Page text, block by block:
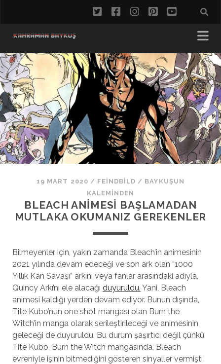
twitterfacebookinstagram
pinterest
youtube
19 MART 2020 / FEINDBILD / BAYKUŞUN
KALEMINDEN
BLEACH ANIMESI BAŞLAMADAN
MUTLAKA OKUMANIZ GEREKENLER
Bilmeyenler için, yakın zamanda Bleach’in animesinin
2021 yılında devam edeceği ve son ark olan “1000
Yıllık Kan Savaşı” arkını veya fanlar arasındaki adıyla,
Quincy Arkı’nı ele alacağı duyuruldu. Yani, Bleach
animesi kaldığı yerden devam ediyor. Bunun dışında,
Tite Kubo’nun one shot mangası olan Burn the
Witch’in manga olarak serileştirileceği ve animesinin
geleceği de duyuruldu. Bu durum şaşırtıcı değil çünkü
Tite Kubo, Burn the Witch mangasında, Bleach
evreniyle işinin bitmediğini gösteren sinyaller vermişti